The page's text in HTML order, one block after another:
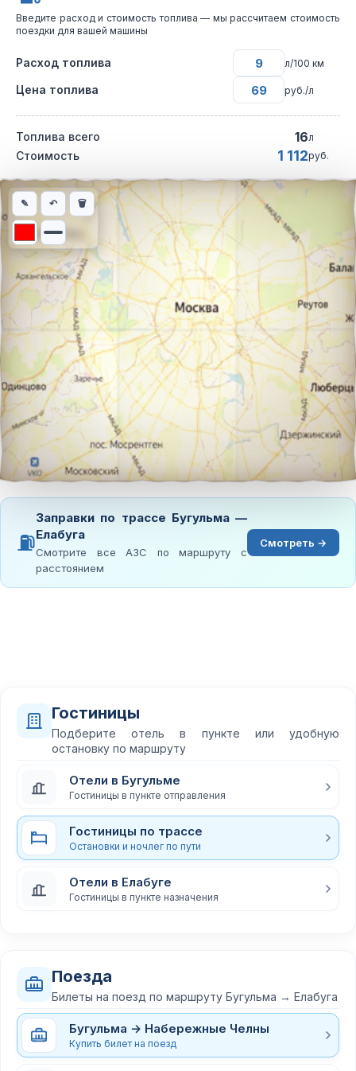
Введите расход и стоимость топлива — мы рассчитаем стоимость
поездки для вашей машины
Расход топлива л/100 км
Цена топлива руб./л
Топлива всего 16л
Стоимость 1 112руб.
Интерактивная карта автомобильного маршрута из города
✎ ↶ 🗑
⛽
Заправки по трассе Бугульма —
Елабуга
Смотрите все АЗС по маршруту с
расстоянием
Смотреть →
Гостиницы
Подберите отель в пункте или удобную
остановку по маршруту
Отели в Бугульме
Гостиницы в пункте отправления
Гостиницы по трассе
Остановки и ночлег по пути
Отели в Елабуге
Гостиницы в пункте назначения
Поезда
Билеты на поезд по маршруту Бугульма → Елабуга
Бугульма → Набережные Челны
Купить билет на поезд